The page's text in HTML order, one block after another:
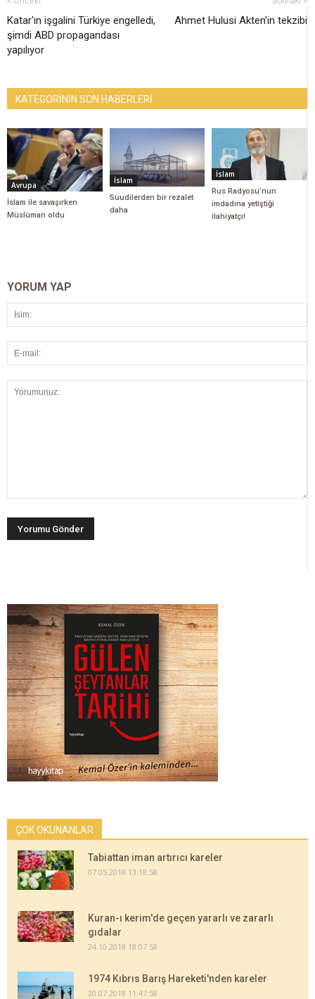
Katar'ın işgalini Türkiye engelledi,
şimdi ABD propagandası
yapılıyor
Ahmet Hulusi Akten’in tekzibi
KATEGORİNİN SON HABERLERİ
Avrupa
İslam ile savaşırken
Müslüman oldu
İslam
Suudilerden bir rezalet
daha
İslam
Rus Radyosu’nun
imdadına yetiştiği
ilahiyatçı!
YORUM YAP
ÇOK OKUNANLAR
Tabiattan iman artırıcı kareler
07.05.2018 13:18:58
Kuran-ı kerim'de geçen yararlı ve zararlı
gıdalar
24.10.2018 18:07:58
1974 Kıbrıs Barış Hareketi'nden kareler
20.07.2018 11:47:58